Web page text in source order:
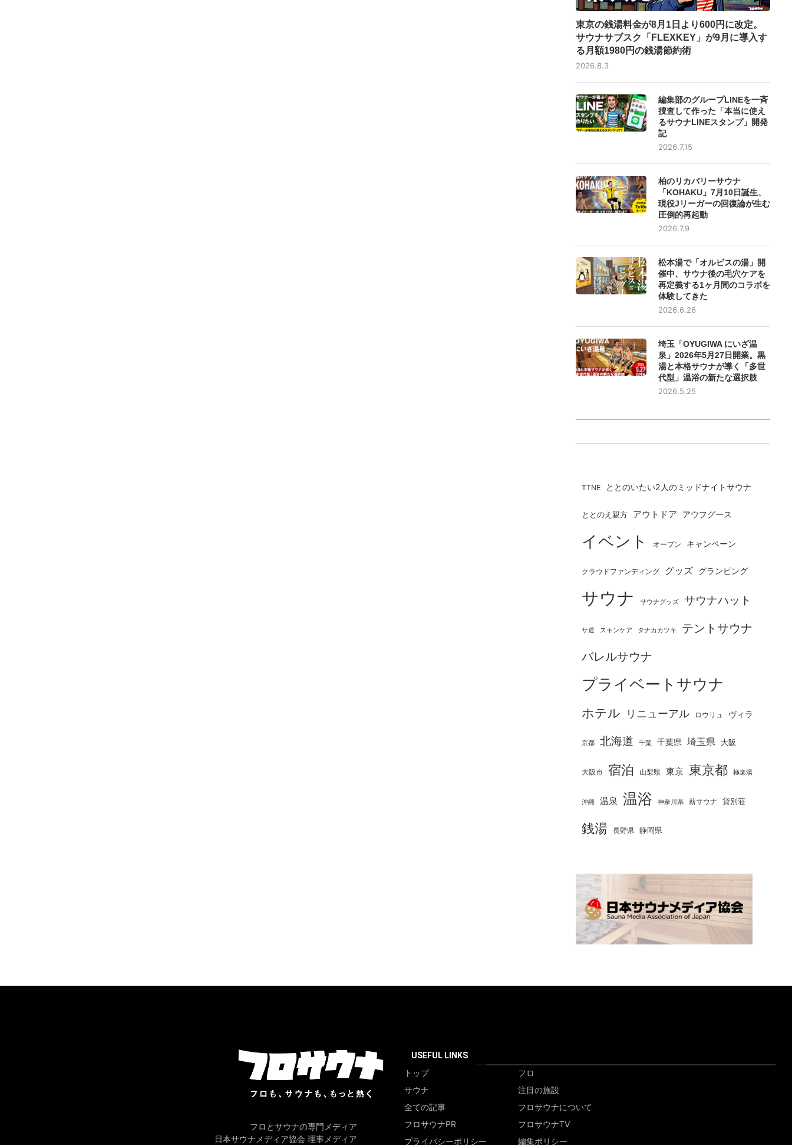
東京の銭湯料金が8月1日より600円に改定。
サウナサブスク「FLEXKEY」が9月に導入す
る月額1980円の銭湯節約術
2026.8.3
編集部のグループLINEを一斉
捜査して作った「本当に使え
るサウナLINEスタンプ」開発
記
2026.7.15
柏のリカバリーサウナ
「KOHAKU」7月10日誕生、
現役Jリーガーの回復論が生む
圧倒的再起動
2026.7.9
松本湯で「オルビスの湯」開
催中、サウナ後の毛穴ケアを
再定義する1ヶ月間のコラボを
体験してきた
2026.6.26
埼玉「OYUGIWA にいざ温
泉」2026年5月27日開業。黒
湯と本格サウナが導く「多世
代型」温浴の新たな選択肢
2026.5.25
TTNE ととのいたい2人のミッドナイトサウナ
ととのえ親方 アウトドア アウフグース
イベント オープン キャンペーン
クラウドファンディング グッズ グランピング
サウナ サウナグッズ サウナハット
サ道 スキンケア タナカカツキ
テントサウナ
バレルサウナ
プライベートサウナ
ホテル リニューアル ロウリュ ヴィラ
京都 北海道 千葉 千葉県 埼玉県 大阪
大阪市 宿泊 山梨県 東京 東京都 極楽湯
沖縄 温泉 温浴 神奈川県 薪サウナ 貸別荘
銭湯 長野県 静岡県
フロとサウナの専門メディア
日本サウナメディア協会 理事メディア
USEFUL LINKS
トップ
フロ
サウナ
注目の施設
全ての記事
フロサウナについて
フロサウナPR
フロサウナTV
プライバシーポリシー
編集ポリシー